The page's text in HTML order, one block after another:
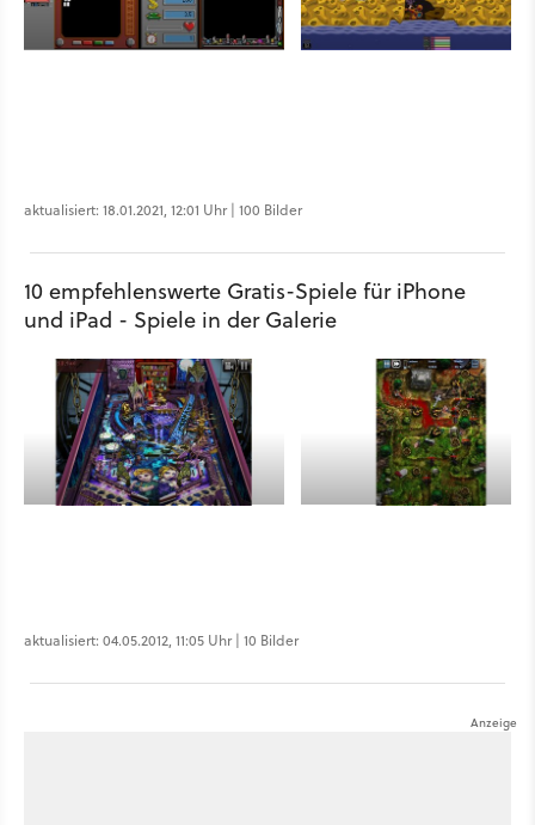
aktualisiert: 18.01.2021, 12:01 Uhr | 100 Bilder
10 empfehlenswerte Gratis-Spiele für iPhone
und iPad - Spiele in der Galerie
aktualisiert: 04.05.2012, 11:05 Uhr | 10 Bilder